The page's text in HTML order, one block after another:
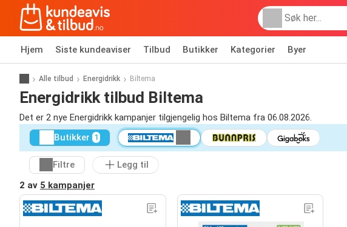
Hjem Siste kundeaviser Tilbud Butikker Kategorier Byer
Alle tilbud Energidrikk Biltema
Energidrikk tilbud Biltema
Det er 2 nye Energidrikk kampanjer tilgjengelig hos Biltema fra 06.08.2026.
Butikker 1
Filtre
Legg til
2 av 5 kampanjer